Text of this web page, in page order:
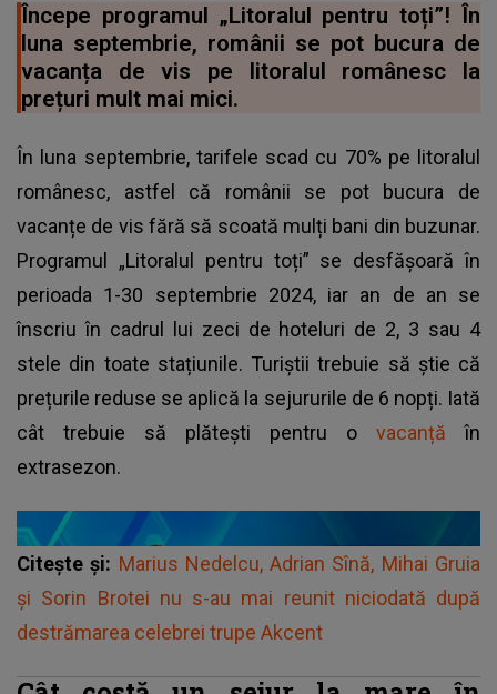
Începe programul „Litoralul pentru toți”! În
luna septembrie, românii se pot bucura de
vacanța de vis pe litoralul românesc la
prețuri mult mai mici.
În luna septembrie, tarifele scad cu 70% pe litoralul
românesc, astfel că românii se pot bucura de
vacanțe de vis fără să scoată mulți bani din buzunar.
Programul „Litoralul pentru toți” se desfășoară în
perioada 1-30 septembrie 2024, iar an de an se
înscriu în cadrul lui zeci de hoteluri de 2, 3 sau 4
stele din toate stațiunile. Turiștii trebuie să știe că
prețurile reduse se aplică la sejururile de 6 nopți. Iată
cât trebuie să plătești pentru o vacanță în
extrasezon.
Citește și: Marius Nedelcu, Adrian Sînă, Mihai Gruia
și Sorin Brotei nu s-au mai reunit niciodată după
destrămarea celebrei trupe Akcent